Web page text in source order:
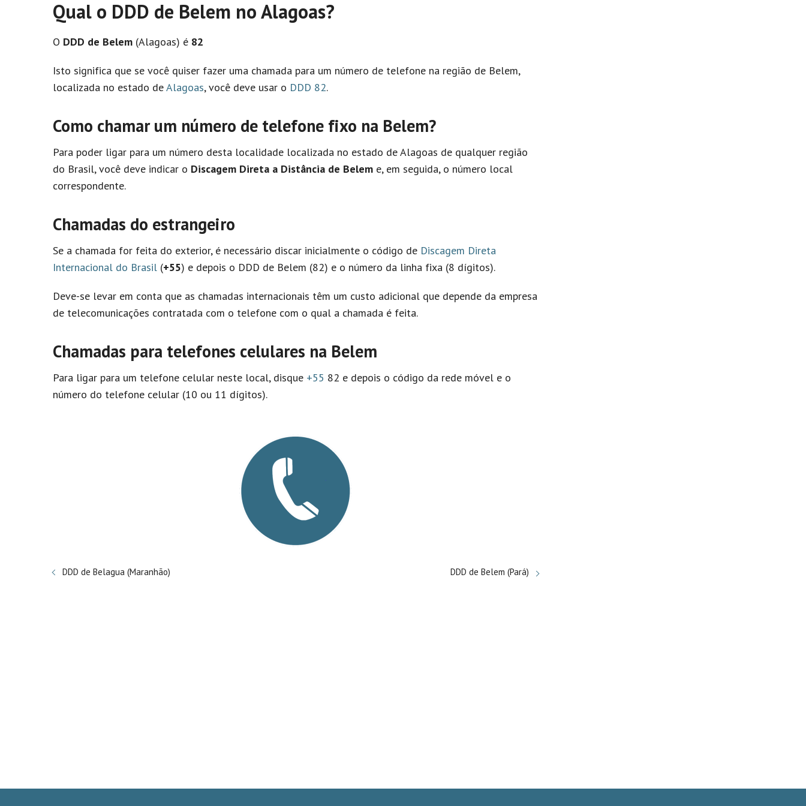
Qual o DDD de Belem no Alagoas?
O DDD de Belem (Alagoas) é 82
Isto significa que se você quiser fazer uma chamada para um número de telefone na região de Belem,
localizada no estado deAlagoas, você deve usar o DDD 82.
Como chamar um número de telefone fixo na Belem?
Para poder ligar para um número desta localidade localizada no estado de Alagoas de qualquer região
do Brasil, você deve indicar o Discagem Direta a Distância de Belem e, em seguida, o número local
correspondente.
Chamadas do estrangeiro
Se a chamada for feita do exterior, é necessário discar inicialmente o código de Discagem Direta
Internacional do Brasil (+55) e depois o DDD de Belem (82) e o número da linha fixa (8 dígitos).
Deve-se levar em conta que as chamadas internacionais têm um custo adicional que depende da empresa
de telecomunicações contratada com o telefone com o qual a chamada é feita.
Chamadas para telefones celulares na Belem
Para ligar para um telefone celular neste local, disque +55 82 e depois o código da rede móvel e o
número do telefone celular (10 ou 11 dígitos).
DDD de Belagua (Maranhão) DDD de Belem (Pará)